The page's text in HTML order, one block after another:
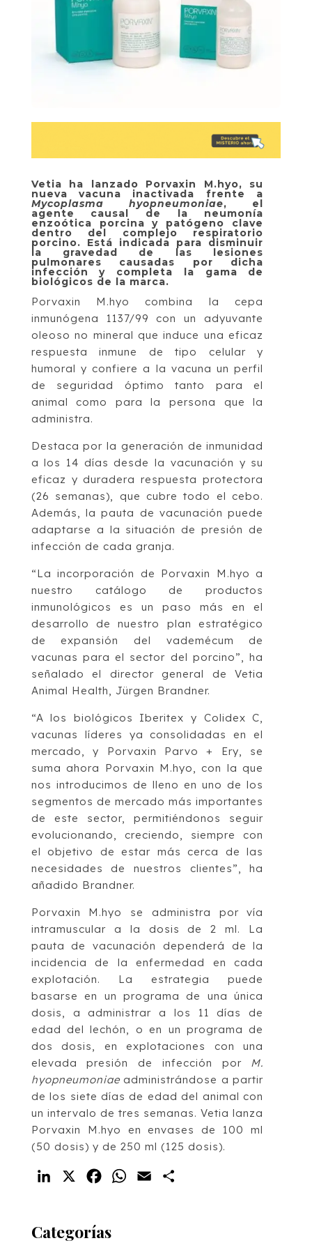
Vetia ha lanzado Porvaxin M.hyo, su
nueva vacuna inactivada frente a
Mycoplasma hyopneumoniae, el
agente causal de la neumonía
enzoótica porcina y patógeno clave
dentro del complejo respiratorio
porcino. Está indicada para disminuir
la gravedad de las lesiones
pulmonares causadas por dicha
infección y completa la gama de
biológicos de la marca.
Porvaxin M.hyo combina la cepa
inmunógena 1137/99 con un adyuvante
oleoso no mineral que induce una eficaz
respuesta inmune de tipo celular y
humoral y confiere a la vacuna un perfil
de seguridad óptimo tanto para el
animal como para la persona que la
administra.
Destaca por la generación de inmunidad
a los 14 días desde la vacunación y su
eficaz y duradera respuesta protectora
(26 semanas), que cubre todo el cebo.
Además, la pauta de vacunación puede
adaptarse a la situación de presión de
infección de cada granja.
“La incorporación de Porvaxin M.hyo a
nuestro catálogo de productos
inmunológicos es un paso más en el
desarrollo de nuestro plan estratégico
de expansión del vademécum de
vacunas para el sector del porcino”, ha
señalado el director general de Vetia
Animal Health, Jürgen Brandner.
“A los biológicos Iberitex y Colidex C,
vacunas líderes ya consolidadas en el
mercado, y Porvaxin Parvo + Ery, se
suma ahora Porvaxin M.hyo, con la que
nos introducimos de lleno en uno de los
segmentos de mercado más importantes
de este sector, permitiéndonos seguir
evolucionando, creciendo, siempre con
el objetivo de estar más cerca de las
necesidades de nuestros clientes”, ha
añadido Brandner.
Porvaxin M.hyo se administra por vía
intramuscular a la dosis de 2 ml. La
pauta de vacunación dependerá de la
incidencia de la enfermedad en cada
explotación. La estrategia puede
basarse en un programa de una única
dosis, a administrar a los 11 días de
edad del lechón, o en un programa de
dos dosis, en explotaciones con una
elevada presión de infección por M.
hyopneumoniaeadministrándose a partir
de los siete días de edad del animal con
un intervalo de tres semanas. Vetia lanza
Porvaxin M.hyo en envases de 100 ml
(50 dosis) y de 250 ml (125 dosis).
LinkedIn FacebookWhatsApp
Email
Categorías